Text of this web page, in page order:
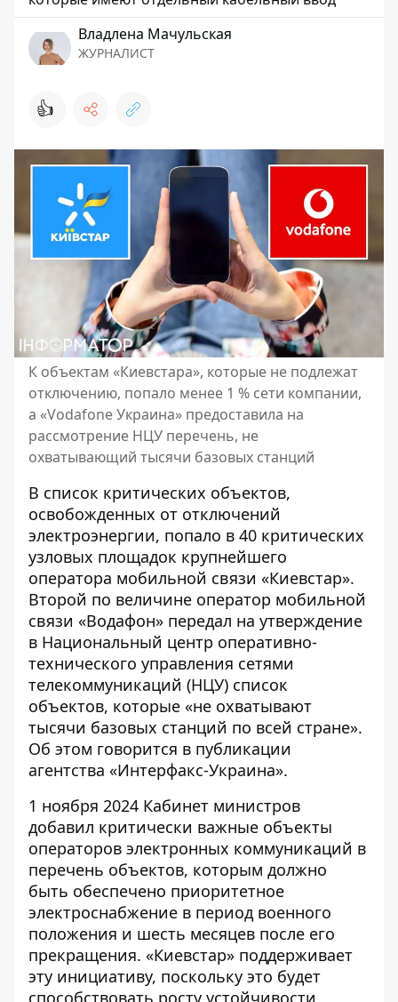
Владлена Мачульская
ЖУРНАЛИСТ
👍
К объектам «Киевстара», которые не подлежат
отключению, попало менее 1 % сети компании,
а «Vodafone Украина» предоставила на
рассмотрение НЦУ перечень, не
охватывающий тысячи базовых станций
В список критических объектов,
освобожденных от отключений
электроэнергии, попало в 40 критических
узловых площадок крупнейшего
оператора мобильной связи «Киевстар».
Второй по величине оператор мобильной
связи «Водафон» передал на утверждение
в Национальный центр оперативно-
технического управления сетями
телекоммуникаций (НЦУ) список
объектов, которые «не охватывают
тысячи базовых станций по всей стране».
Об этом говорится в публикации
агентства «Интерфакс-Украина».
1 ноября 2024 Кабинет министров
добавил критически важные объекты
операторов электронных коммуникаций в
перечень объектов, которым должно
быть обеспечено приоритетное
электроснабжение в период военного
положения и шесть месяцев после его
прекращения. «Киевстар» поддерживает
эту инициативу, поскольку это будет